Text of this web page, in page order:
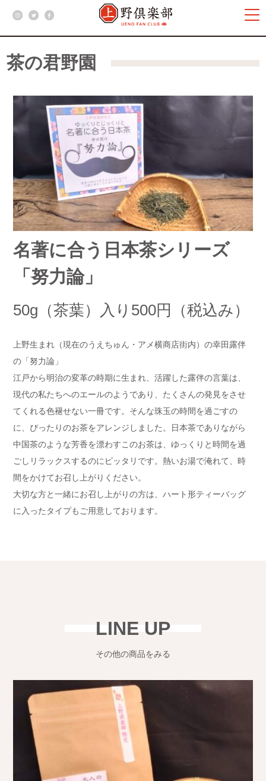
茶の君野園
名著に合う日本茶シリーズ
「努力論」
50g（茶葉）入り500円（税込み）
上野生まれ（現在のうえちゅん・アメ横商店街内）の幸田露伴
の「努力論」
江戸から明治の変革の時期に生まれ、活躍した露伴の言葉は、
現代の私たちへのエールのようであり、たくさんの発見をさせ
てくれる色褪せない一冊です。そんな珠玉の時間を過ごすの
に、ぴったりのお茶をアレンジしました。日本茶でありながら
中国茶のような芳香を漂わすこのお茶は、ゆっくりと時間を過
ごしリラックスするのにピッタリです。熱いお湯で淹れて、時
間をかけてお召し上がりください。
大切な方と一緒にお召し上がりの方は、ハート形ティーバッグ
に入ったタイプもご用意しております。
LINE UP
その他の商品をみる